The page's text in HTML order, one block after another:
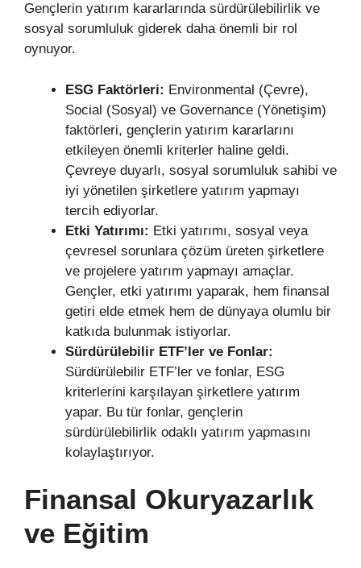
Gençlerin yatırım kararlarında sürdürülebilirlik ve
sosyal sorumluluk giderek daha önemli bir rol
oynuyor.
ESG Faktörleri: Environmental (Çevre),
Social (Sosyal) ve Governance (Yönetişim)
faktörleri, gençlerin yatırım kararlarını
etkileyen önemli kriterler haline geldi.
Çevreye duyarlı, sosyal sorumluluk sahibi ve
iyi yönetilen şirketlere yatırım yapmayı
tercih ediyorlar.
Etki Yatırımı: Etki yatırımı, sosyal veya
çevresel sorunlara çözüm üreten şirketlere
ve projelere yatırım yapmayı amaçlar.
Gençler, etki yatırımı yaparak, hem finansal
getiri elde etmek hem de dünyaya olumlu bir
katkıda bulunmak istiyorlar.
Sürdürülebilir ETF’ler ve Fonlar:
Sürdürülebilir ETF’ler ve fonlar, ESG
kriterlerini karşılayan şirketlere yatırım
yapar. Bu tür fonlar, gençlerin
sürdürülebilirlik odaklı yatırım yapmasını
kolaylaştırıyor.
Finansal Okuryazarlık
ve Eğitim